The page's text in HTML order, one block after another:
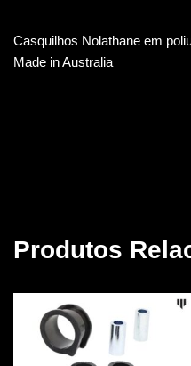
Casquilhos Nolathane em
Made in Australia
Produtos